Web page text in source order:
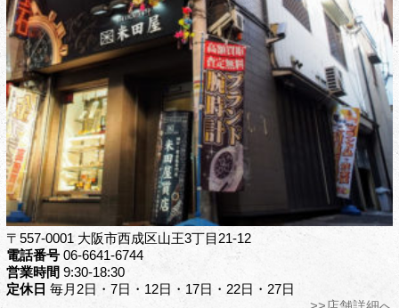
〒557-0001 大阪市西成区山王3丁目21-12
電話番号06-6641-6744
営業時間 9:30-18:30
定休日 毎月2日・7日・12日・17日・22日・27日